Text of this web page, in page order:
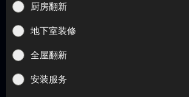
厨房翻新
地下室装修
全屋翻新
安装服务